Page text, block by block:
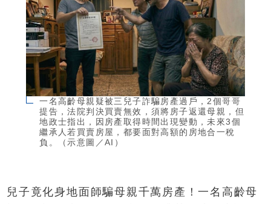
一名高齡母親疑被三兒子詐騙房產過戶，2個哥哥
提告，法院判決買賣無效，須將房子返還母親，但
地政士指出，因房產取得時間出現變動，未來3個
繼承人若買賣房屋，都要面對高額的房地合一稅
負。（示意圖／AI）
兒子竟化身地面師騙母親千萬房產！一名高齡母